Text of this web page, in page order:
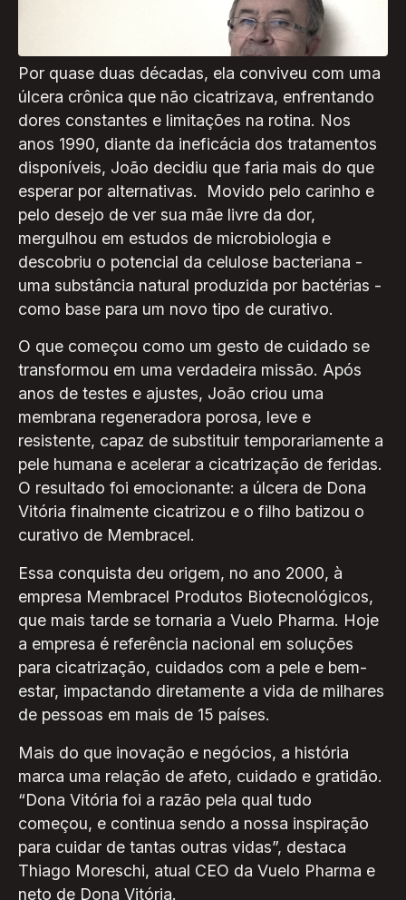
uma pesquisa que mais tarde transformaria o
tratamento de feridas no país.
Por quase duas décadas, ela conviveu com uma
úlcera crônica que não cicatrizava, enfrentando
dores constantes e limitações na rotina. Nos
anos 1990, diante da ineficácia dos tratamentos
disponíveis, João decidiu que faria mais do que
esperar por alternativas. Movido pelo carinho e
pelo desejo de ver sua mãe livre da dor,
mergulhou em estudos de microbiologia e
descobriu o potencial da celulose bacteriana -
uma substância natural produzida por bactérias -
como base para um novo tipo de curativo.
O que começou como um gesto de cuidado se
transformou em uma verdadeira missão. Após
anos de testes e ajustes, João criou uma
membrana regeneradora porosa, leve e
resistente, capaz de substituir temporariamente a
pele humana e acelerar a cicatrização de feridas.
O resultado foi emocionante: a úlcera de Dona
Vitória finalmente cicatrizou e o filho batizou o
curativo de Membracel.
Essa conquista deu origem, no ano 2000, à
empresa Membracel Produtos Biotecnológicos,
que mais tarde se tornaria a Vuelo Pharma. Hoje
a empresa é referência nacional em soluções
para cicatrização, cuidados com a pele e bem-
estar, impactando diretamente a vida de milhares
de pessoas em mais de 15 países.
Mais do que inovação e negócios, a história
marca uma relação de afeto, cuidado e gratidão.
“Dona Vitória foi a razão pela qual tudo
começou, e continua sendo a nossa inspiração
para cuidar de tantas outras vidas”, destaca
Thiago Moreschi, atual CEO da Vuelo Pharma e
neto de Dona Vitória.